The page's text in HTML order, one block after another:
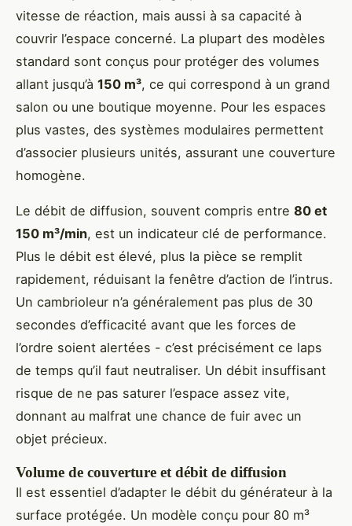
vitesse de réaction, mais aussi à sa capacité à
couvrir l’espace concerné. La plupart des modèles
standard sont conçus pour protéger des volumes
allant jusqu’à 150 m³, ce qui correspond à un grand
salon ou une boutique moyenne. Pour les espaces
plus vastes, des systèmes modulaires permettent
d’associer plusieurs unités, assurant une couverture
homogène.
Le débit de diffusion, souvent compris entre 80 et
150 m³/min, est un indicateur clé de performance.
Plus le débit est élevé, plus la pièce se remplit
rapidement, réduisant la fenêtre d’action de l’intrus.
Un cambrioleur n’a généralement pas plus de 30
secondes d’efficacité avant que les forces de
l’ordre soient alertées - c’est précisément ce laps
de temps qu’il faut neutraliser. Un débit insuffisant
risque de ne pas saturer l’espace assez vite,
donnant au malfrat une chance de fuir avec un
objet précieux.
Volume de couverture et débit de diffusion
Il est essentiel d’adapter le débit du générateur à la
surface protégée. Un modèle conçu pour 80 m³